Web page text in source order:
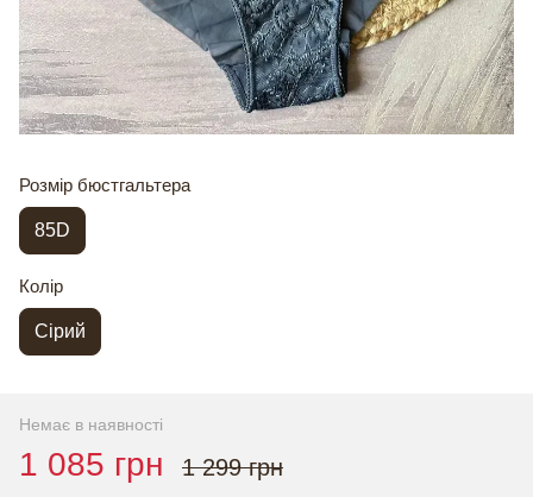
Розмір бюстгальтера
85D
Колір
Сірий
Немає в наявності
1 085 грн 1 299 грн